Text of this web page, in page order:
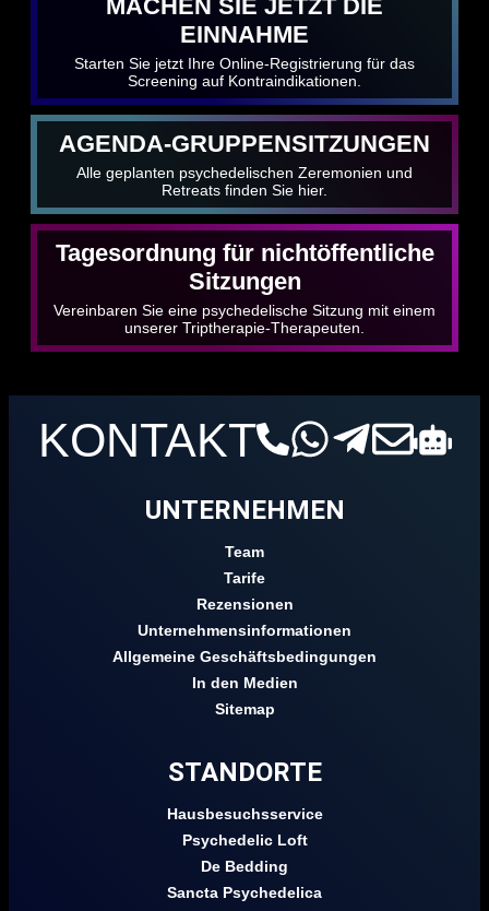
MACHEN SIE JETZT DIE
EINNAHME
Starten Sie jetzt Ihre Online-Registrierung für das
Screening auf Kontraindikationen.
AGENDA-GRUPPENSITZUNGEN
Alle geplanten psychedelischen Zeremonien und
Retreats finden Sie hier.
Tagesordnung für nichtöffentliche
Sitzungen
Vereinbaren Sie eine psychedelische Sitzung mit einem
unserer Triptherapie-Therapeuten.
KONTAKT
UNTERNEHMEN
Team
Tarife
Rezensionen
Unternehmensinformationen
Allgemeine Geschäftsbedingungen
In den Medien
Sitemap
STANDORTE
Hausbesuchsservice
Psychedelic Loft
De Bedding
Sancta Psychedelica